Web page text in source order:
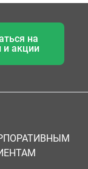
на
и акции